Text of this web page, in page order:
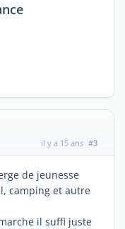
il y a 15 ans #3
de jeunesse
camping et autre
il suffi juste